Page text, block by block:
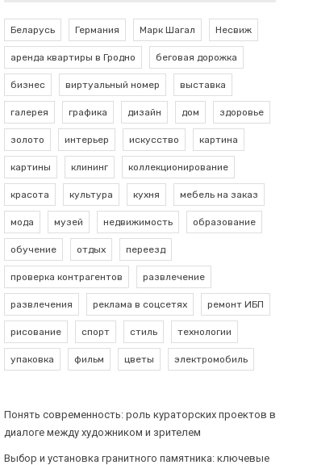
Беларусь Германия Марк Шагал Несвиж
аренда квартиры в Гродно беговая дорожка
бизнес виртуальный номер выставка
галерея графика дизайн дом здоровье
золото интерьер искусство картина
картины клининг коллекционирование
красота культура кухня мебель на заказ
мода музей недвижимость образование
обучение отдых переезд
проверка контрагентов развлечение
развлечения реклама в соцсетях ремонт ИБП
рисование спорт стиль технологии
упаковка фильм цветы электромобиль
Понять современность: роль кураторских проектов в
диалоге между художником и зрителем
Выбор и установка гранитного памятника: ключевые